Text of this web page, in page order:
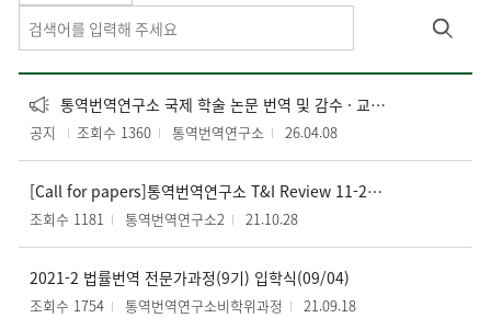
통역번역연구소 국제 학술 논문 번역 및 감수 · 교열 서비스 안내
공지 조회수 1360 통역번역연구소 26.04.08
[Call for papers]통역번역연구소 T&I Review 11-2권 투고 안내(연장)
조회수 1181 통역번역연구소2 21.10.28
2021-2 법률번역 전문가과정(9기) 입학식(09/04)
조회수 1754 통역번역연구소비학위과정 21.09.18